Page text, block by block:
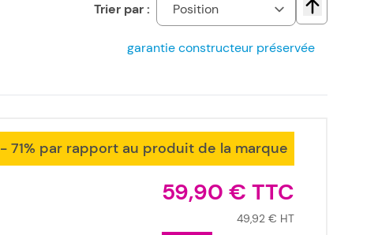
Trier par : Change
garantie constructeur préservée
- 71% par rapport au produit de la marque
59,90 €
49,92 €